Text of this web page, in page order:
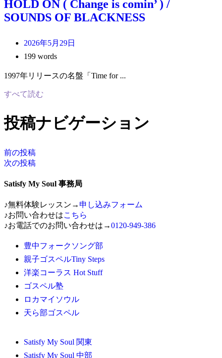
HOLD ON ( Change is comin’ ) /
SOUNDS OF BLACKNESS
2026年5月29日
199 words
1997年リリースの名盤「Time for ...
すべて読む
投稿ナビゲーション
前の投稿
次の投稿
Satisfy My Soul 事務局
♪無料体験レッスン→ 申し込みフォーム
♪お問い合わせはこちら
♪お電話でのお問い合わせは→0120-949-386
豊中フォークソング部
親子ゴスペルTiny Steps
洋楽コーラス Hot Stuff
ゴスペル塾
ロカマイソウル
天ら部ゴスペル
Satisfy My Soul 関東
Satisfy My Soul 中部